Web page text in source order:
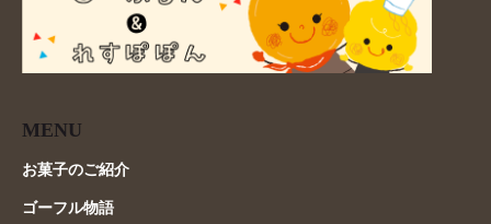
MENU
お菓子のご紹介
ゴーフル物語